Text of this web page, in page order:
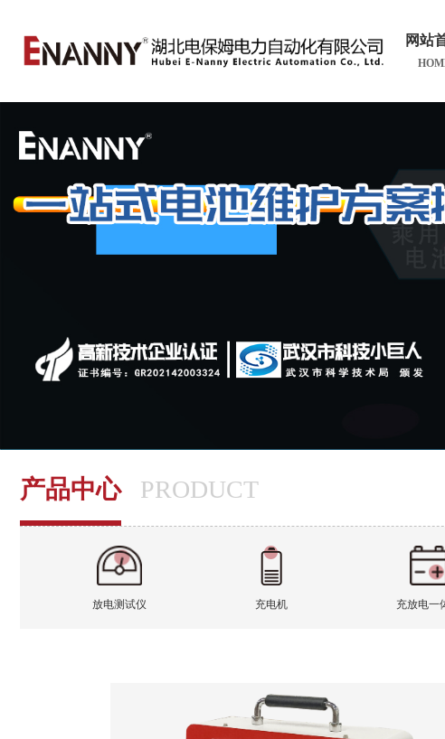
网站
产品中心 PRODUCT
放电测试仪 充电机 充放电一